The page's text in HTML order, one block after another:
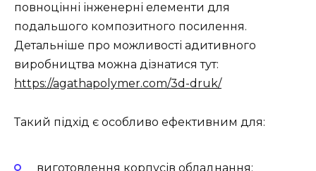
повноцінні інженерні елементи для
подальшого композитного посилення.
Детальніше про можливості адитивного
виробництва можна дізнатися тут:
https://agathapolymer.com/3d-druk/
Такий підхід є особливо ефективним для:
виготовлення корпусів обладнання;